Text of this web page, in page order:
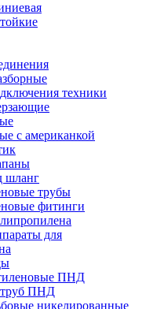
техники
с американкой
шланг
трубы
фитинги
для
ПНД
ПНД
никелированные